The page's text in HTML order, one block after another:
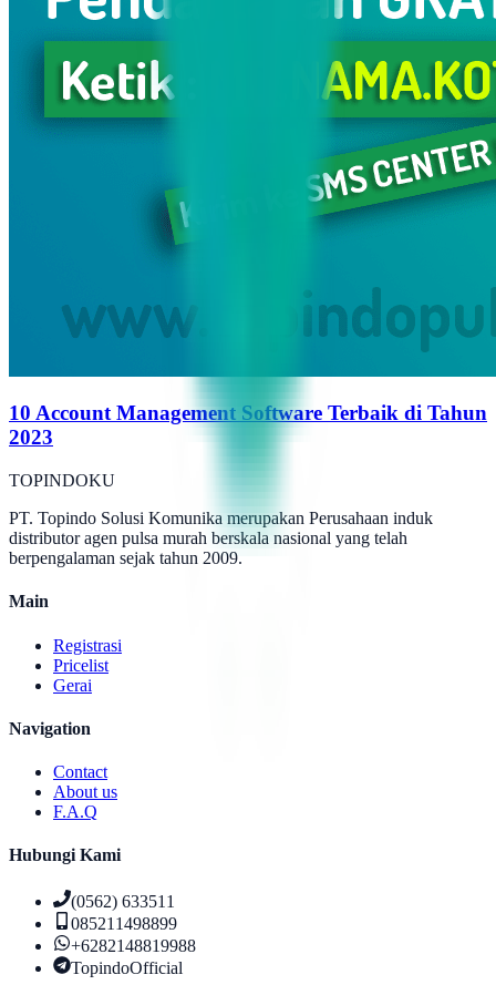
10 Account Management Software Terbaik di Tahun
2023
TOPINDOKU
PT. Topindo Solusi Komunika merupakan Perusahaan induk
distributor agen pulsa murah berskala nasional yang telah
berpengalaman sejak tahun 2009.
Main
Registrasi
Pricelist
Gerai
Navigation
Contact
About us
F.A.Q
Hubungi Kami
(0562) 633511
085211498899
+6282148819988
TopindoOfficial